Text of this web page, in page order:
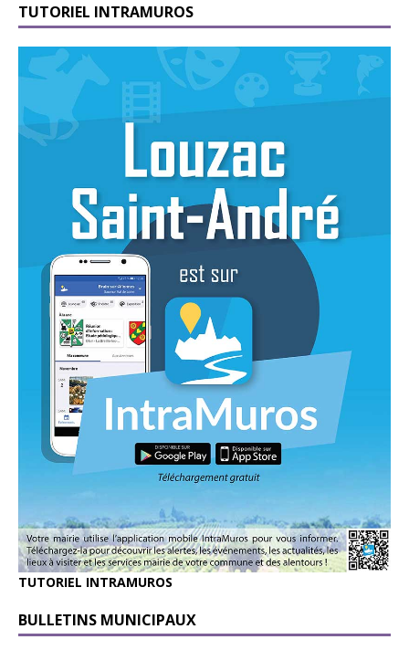
TUTORIEL INTRAMUROS
TUTORIEL INTRAMUROS
BULLETINS MUNICIPAUX